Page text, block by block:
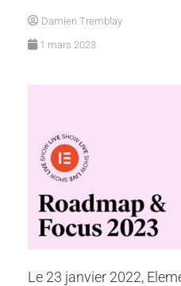
Damien Tremblay
1 mars 2023
Le 23 janvier 2022,